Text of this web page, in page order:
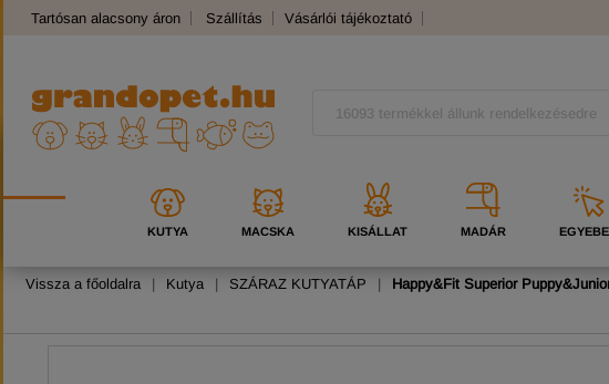
Tartósan alacsony áron Szállítás Vásárlói tájékoztató
KUTYA MACSKA KISÁLLAT MADÁR
Vissza a főoldalra | Kutya | SZÁRAZ KUTYATÁP | Happy&Fit Superior